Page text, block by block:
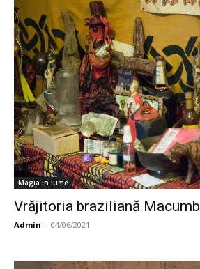
Magia in lume
Vrăjitoria braziliană
Admin - 04/06/2021